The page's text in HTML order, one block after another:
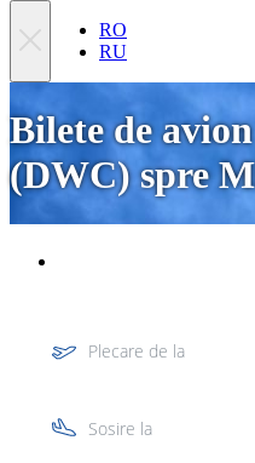
RO
RU
Bilete de
(DWC) spre
Plecare de la
Sosire la